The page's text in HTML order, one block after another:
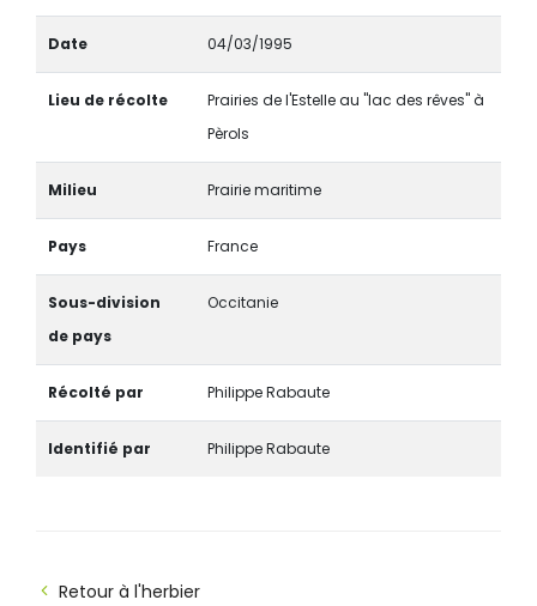
Date 04/03/1995
Lieu de récolte
Prairies de l'Estelle au "lac des rêves" à
Pèrols
Milieu Prairie maritime
Pays France
Sous-division
de pays
Occitanie
Récolté par Philippe Rabaute
Identifié par Philippe Rabaute
Retour à l'herbier